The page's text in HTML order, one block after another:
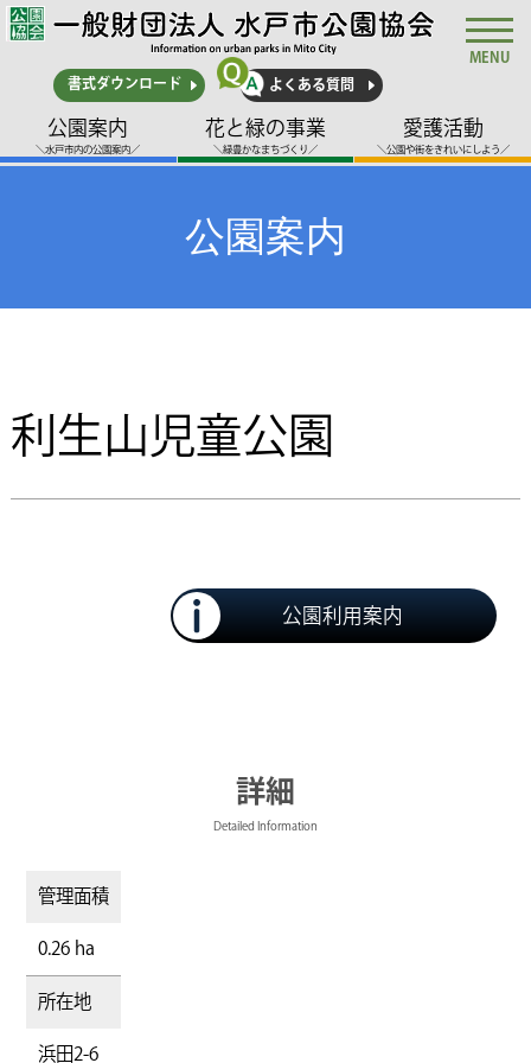
書式ダウンロード よくある質問
公園案内
＼水戸市内の公園案内／
花と緑の事業
＼緑豊かなまちづくり／
愛護活動
＼公園や街をきれいにしよう／
MENU
公園案内
利生山児童公園
公園利用案内
詳細
Detailed Information
管理面積
0.26 ha
所在地
浜田2-6